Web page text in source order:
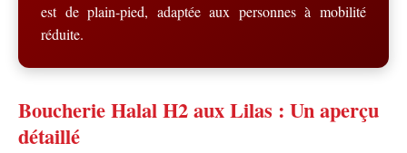
est de plain-pied, adaptée aux personnes à mobilité
réduite.
Boucherie Halal H2 aux Lilas : Un aperçu
détaillé